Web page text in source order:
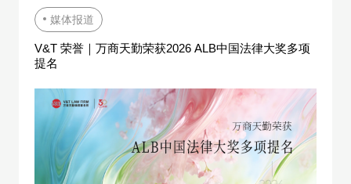
媒体报道
V&T 荣誉｜万商天勤荣获2026 ALB中国法律大奖多项
提名